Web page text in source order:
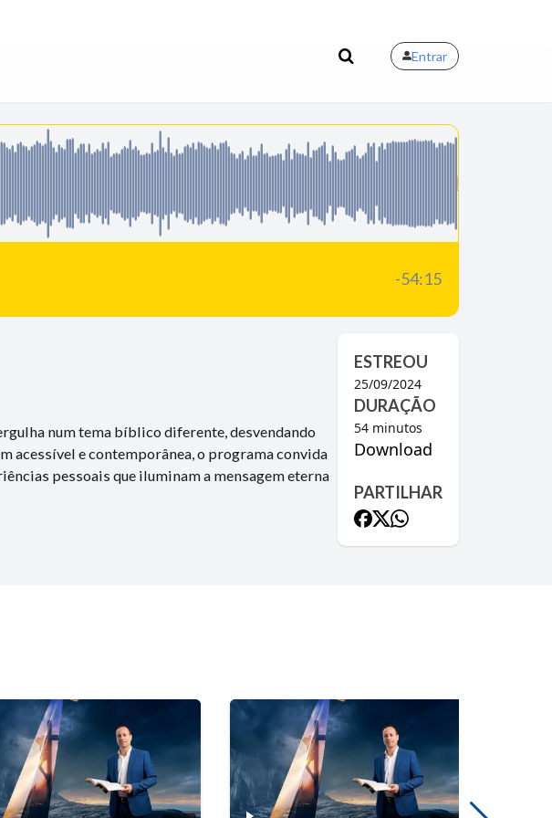
Entrar
-54:15
num tema bíblico diferente, desvendando
acessível e contemporânea, o programa convida
pessoais que iluminam a mensagem eterna
ESTREOU
25/09/2024
DURAÇÃO
54 minutos
Download
PARTILHAR